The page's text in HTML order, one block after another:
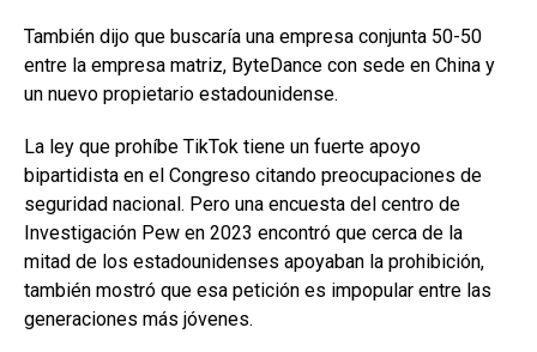
También dijo que buscaría una empresa conjunta 50-50
entre la empresa matriz, ByteDance con sede en China y
un nuevo propietario estadounidense.
La ley que prohíbe TikTok tiene un fuerte apoyo
bipartidista en el Congreso citando preocupaciones de
seguridad nacional. Pero una encuesta del centro de
Investigación Pew en 2023 encontró que cerca de la
mitad de los estadounidenses apoyaban la prohibición,
también mostró que esa petición es impopular entre las
generaciones más jóvenes.